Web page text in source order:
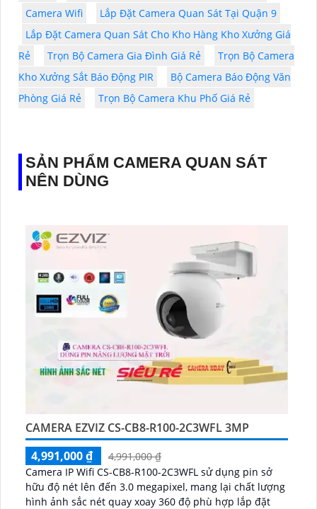
Camera Wifi
Lắp Đặt Camera Quan Sát Tại Quận 9
Lắp Đặt Camera Quan Sát Cho Kho Hàng Kho Xưởng Giá
Rẻ
Trọn Bộ Camera Gia Đình Giá Rẻ
Trọn Bộ Camera
Kho Xưởng Sắt Báo Động PIR
Bộ Camera Báo Động Văn
Phòng Giá Rẻ
Trọn Bộ Camera Khu Phố Giá Rẻ
SẢN PHẨM CAMERA QUAN SÁT
NÊN DÙNG
CAMERA EZVIZ CS-CB8-R100-2C3WFL 3MP
4,991,000 ₫
4,991,000 ₫
Camera IP Wifi CS-CB8-R100-2C3WFL sử dụng pin sở
hữu độ nét lên đến 3.0 megapixel, mang lại chất lượng
hình ảnh sắc nét quay xoay 360 độ phù hợp lắp đặt